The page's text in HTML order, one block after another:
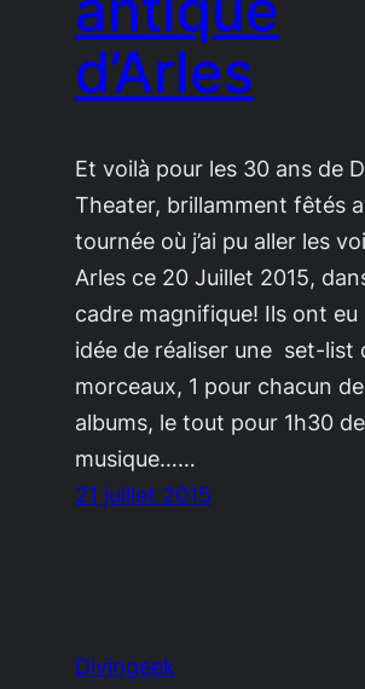
d’Arles
Et voilà pour les 30 ans de
Theater, brillamment fêtés
tournée où j’ai pu aller les
Arles ce 20 Juillet 2015,
cadre magnifique! Ils ont eu
idée de réaliser une set-list
morceaux, 1 pour chacun
albums, le tout pour 1h30 de
musique……
21 juillet 2015
Divingeek